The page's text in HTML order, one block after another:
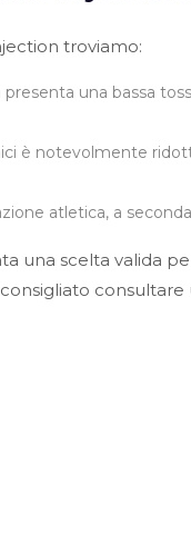
troviamo:
una bassa
è notevolmente
atletica, a
una scelta valida
consultare